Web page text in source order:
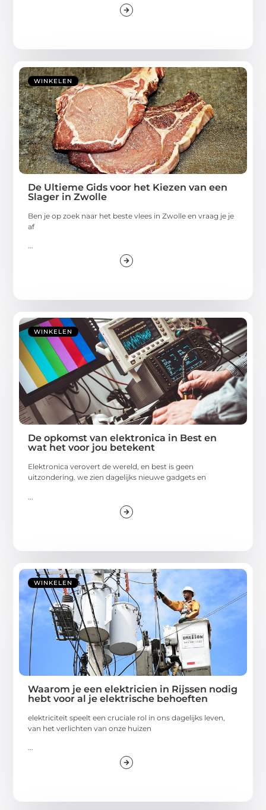
WINKELEN
De Ultieme Gids voor het Kiezen van een
Slager in Zwolle
Ben je op zoek naar het beste vlees in Zwolle en vraag je je
af
...
WINKELEN
De opkomst van elektronica in Best en
wat het voor jou betekent
Elektronica verovert de wereld, en best is geen
uitzondering. we zien dagelijks nieuwe gadgets en
WINKELEN
Waarom je een elektricien in Rijssen nodig
hebt voor al je elektrische behoeften
elektriciteit speelt een cruciale rol in ons dagelijks leven,
van het verlichten van onze huizen
...